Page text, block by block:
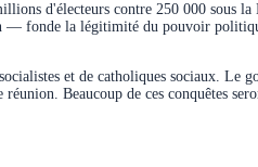
d'électeurs contre 250 000 sous
fonde la légitimité du pouvoir
et de catholiques sociaux. Le
Beaucoup de ces conquêtes